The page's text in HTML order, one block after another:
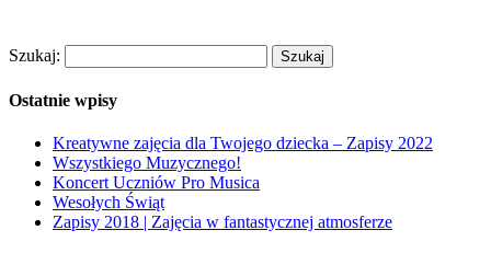
Szukaj:
Ostatnie wpisy
Kreatywne zajęcia dla Twojego dziecka – Zapisy 2022
Wszystkiego Muzycznego!
Koncert Uczniów Pro Musica
Wesołych Świąt
Zapisy 2018 | Zajęcia w fantastycznej atmosferze